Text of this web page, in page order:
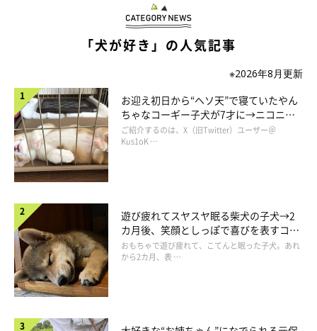
「犬が好き」の人気記事
※2026年8月更新
お迎え初日から“ヘソ天”で寝ていたやん
ちゃなコーギー子犬が7才に→ニコニ
コ“コーギースマイル”が魅力のコに成
長！
ご紹介するのは、X（旧Twitter）ユーザー＠
Kus1oK …
遊び疲れてスヤスヤ眠る柴犬の子犬→2
カ月後、笑顔としっぽで喜びを表すコに
成長！
おもちゃで遊び疲れて、こてんと眠った子犬。あれ
から2カ月、表 …